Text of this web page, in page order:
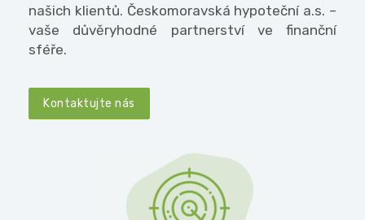
našich klientů. Českomoravská hypoteční a.s. –
vaše důvěryhodné partnerství ve finanční
sféře.
Kontaktujte nás